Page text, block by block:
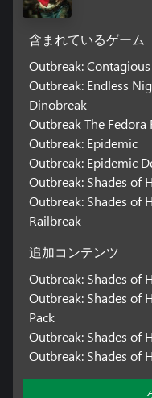
含まれているゲーム
Outbreak:
Outbreak: Endless
Dinobreak
Outbreak The Fedora
Outbreak: Epidemic
Outbreak: Epidemic
Outbreak: Shades of
Outbreak: Shades of
Railbreak
追加コンテンツ
Outbreak: Shades of
Outbreak: Shades of
Pack
Outbreak: Shades of
Outbreak: Shades of